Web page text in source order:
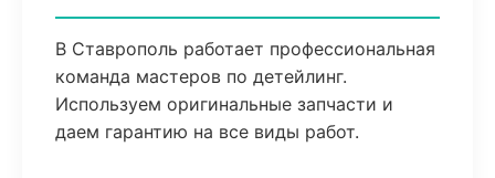
В Ставрополь работает профессиональная
команда мастеров по детейлинг.
Используем оригинальные запчасти и
даем гарантию на все виды работ.